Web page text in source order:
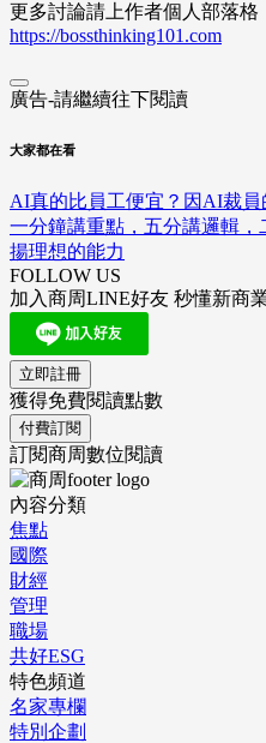
更多討論請上作者個人部落格
https://bossthinking101.com
廣告-請繼續往下閱讀
大家都在看
AI真的比員工便宜？因AI裁員
一分鐘講重點，五分講邏輯
揚理想的能力
FOLLOW US
加入商周LINE好友 秒懂新商
立即註冊
獲得免費閱讀點數
付費訂閱
訂閱商周數位閱讀
內容分類
焦點
國際
財經
管理
職場
共好ESG
特色頻道
名家專欄
特別企劃